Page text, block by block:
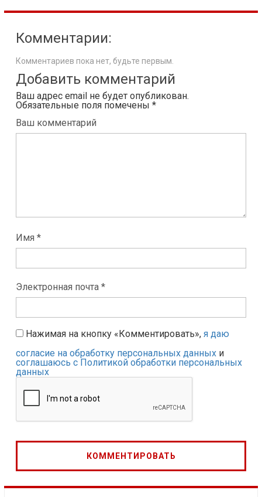
Комментарии:
Комментариев пока нет, будьте первым.
Добавить комментарий
Ваш адрес email не будет опубликован.
Обязательные поля помечены *
Ваш комментарий
Имя *
Электронная почта *
Нажимая на кнопку «Комментировать», я даю
согласие на обработку персональных данных и
соглашаюсь с Политикой обработки персональных
данных